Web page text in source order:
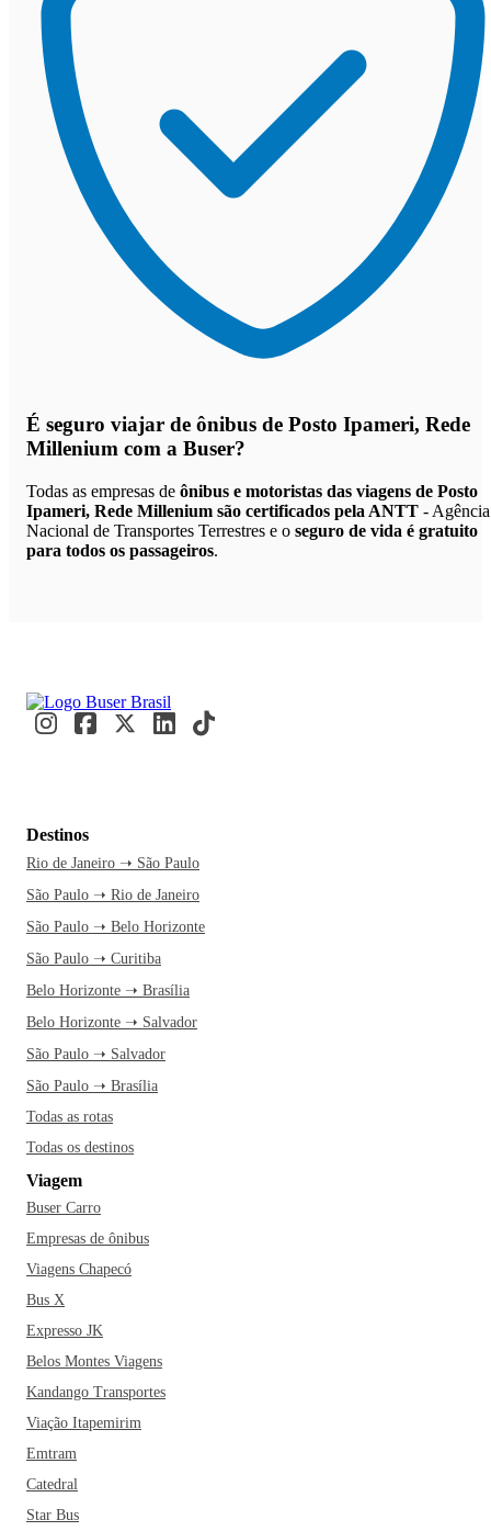
É seguro viajar de ônibus de Posto Ipameri, Rede
Millenium com a Buser?
Todas as empresas de ônibus e motoristas das viagens de Posto
Ipameri, Rede Millenium são certificados pela ANTT - Agência
Nacional de Transportes Terrestres e o seguro de vida é gratuito
para todos os passageiros.
Destinos
Rio de Janeiro ➝ São Paulo
São Paulo ➝ Rio de Janeiro
São Paulo ➝ Belo Horizonte
São Paulo ➝ Curitiba
Belo Horizonte ➝ Brasília
Belo Horizonte ➝ Salvador
São Paulo ➝ Salvador
São Paulo ➝ Brasília
Todas as rotas
Todas os destinos
Viagem
Buser Carro
Empresas de ônibus
Viagens Chapecó
Bus X
Expresso JK
Belos Montes Viagens
Kandango Transportes
Viação Itapemirim
Emtram
Catedral
Star Bus